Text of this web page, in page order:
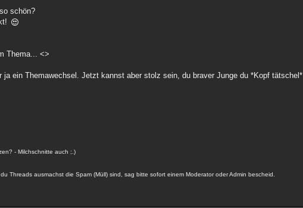
schön?
Thema... <>
ja ein Themawechsel. Jetzt kannst aber stolz sein, du braver Junge du *Kopf tätschel*
- Milchschnitte auch ;.)
Threads ausmachst die Spam (Müll) sind, sag bitte sofort einem Moderator oder Admin bescheid.